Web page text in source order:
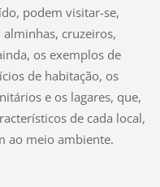
podem visitar-se,
alminhas, cruzeiros,
os exemplos de
de habitação, os
e os lagares, que,
de cada local,
ao meio ambiente.